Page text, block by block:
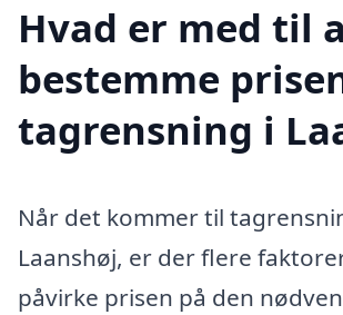
Hvad er med til
bestemme
tagrensning i
Når det kommer til
Laanshøj, er der flere
påvirke prisen på den